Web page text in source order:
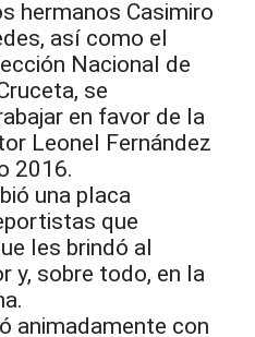
hermanos Casimiro
así como el
Nacional de
se
en favor de la
Leonel Fernández
2016.
una placa
que
les brindó al
y, sobre todo, en la
animadamente con